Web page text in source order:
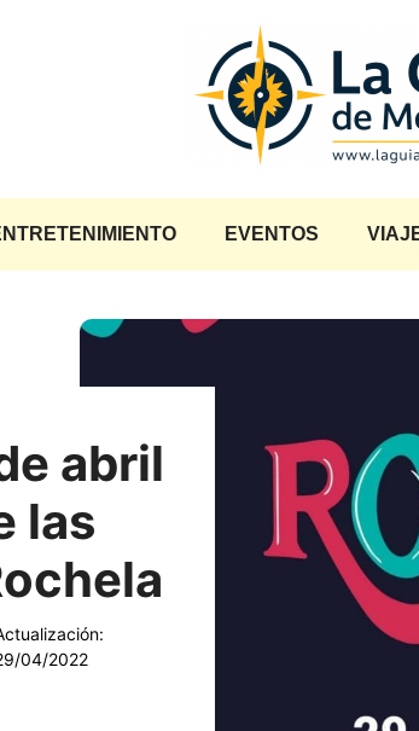
EVENTOS
abril
las
04/2022